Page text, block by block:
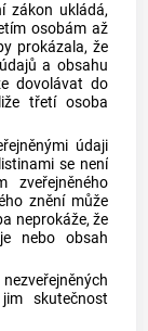
zákon ukládá,
osobám až
prokázala, že
a obsahu
dovolávat do
třetí osoba
údaji
se není
zveřejněného
znění může
neprokáže, že
nebo obsah
skutečnost